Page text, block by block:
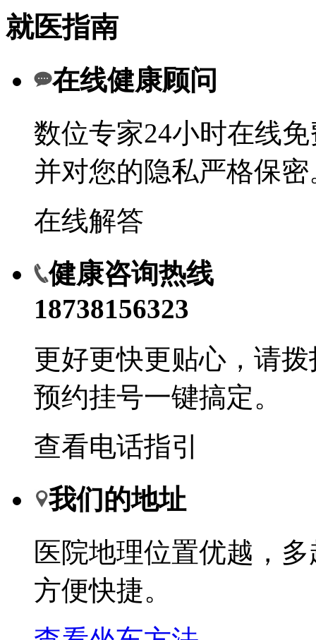
就医指南
在线健康顾问
数位专家24小时在线
并对您的隐私严格保密
在线解答
健康咨询热线
18738156323
更好更快更贴心，请
预约挂号一键搞定。
查看电话指引
我们的地址
医院地理位置优越，
方便快捷。